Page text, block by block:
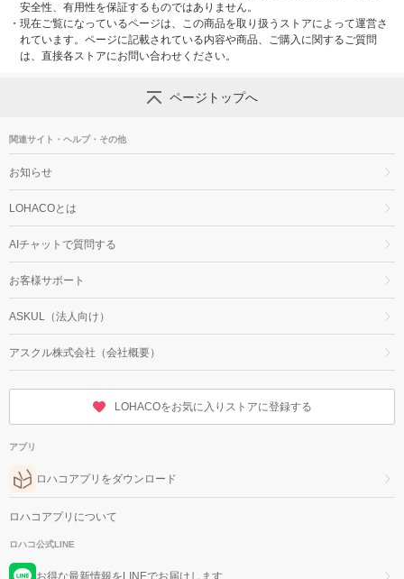
安全性、有用性を保証するものではありません。
・ 現在ご覧になっているページは、この商品を取り扱うストアによって運営さ
れています。ページに記載されている内容や商品、ご購入に関するご質問
は、直接各ストアにお問い合わせください。
ページトップへ
関連サイト・ヘルプ・その他
お知らせ
LOHACOとは
AIチャットで質問する
お客様サポート
ASKUL（法人向け）
アスクル株式会社（会社概要）
LOHACOをお気に入りストアに登録する
アプリ
ロハコアプリをダウンロード
ロハコアプリについて
ロハコ公式LINE
お得な最新情報をLINEでお届けします